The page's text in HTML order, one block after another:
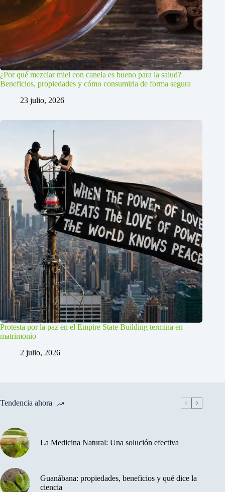
¿Por qué mezclar miel con canela es bueno para la salud?
Beneficios, propiedades y cómo consumirla de forma segura
23 julio, 2026
Protesta por la paz en el Empire State Building termina en
matrimonio
2 julio, 2026
Tendencia ahora
La Medicina Natural: Una solución efectiva
Guanábana: propiedades, beneficios y qué dice la
ciencia